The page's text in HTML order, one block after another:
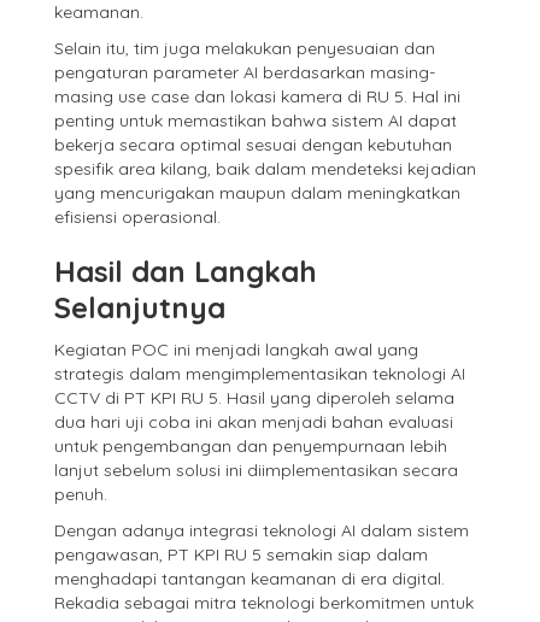
keamanan.
Selain itu, tim juga melakukan penyesuaian dan
pengaturan parameter AI berdasarkan masing-
masing use case dan lokasi kamera di RU 5. Hal ini
penting untuk memastikan bahwa sistem AI dapat
bekerja secara optimal sesuai dengan kebutuhan
spesifik area kilang, baik dalam mendeteksi kejadian
yang mencurigakan maupun dalam meningkatkan
efisiensi operasional.
Hasil dan Langkah
Selanjutnya
Kegiatan POC ini menjadi langkah awal yang
strategis dalam mengimplementasikan teknologi AI
CCTV di PT KPI RU 5. Hasil yang diperoleh selama
dua hari uji coba ini akan menjadi bahan evaluasi
untuk pengembangan dan penyempurnaan lebih
lanjut sebelum solusi ini diimplementasikan secara
penuh.
Dengan adanya integrasi teknologi AI dalam sistem
pengawasan, PT KPI RU 5 semakin siap dalam
menghadapi tantangan keamanan di era digital.
Rekadia sebagai mitra teknologi berkomitmen untuk